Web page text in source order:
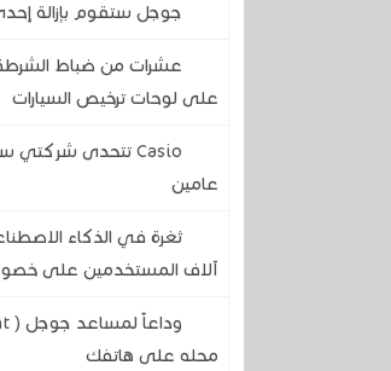
جوجل ستقوم بإزالة
عشرات من ضباط الشرطة
على لوحات ترخيص السيارات
عامين
آلاف المستخدمين على
محله على هاتفك